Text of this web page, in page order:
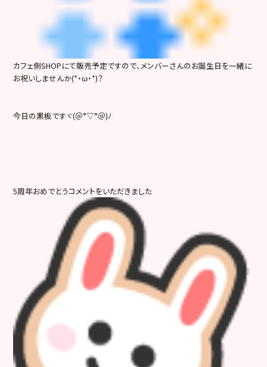
カフェ側SHOPにて販売予定ですので、メンバーさんのお誕生日を一緒に
お祝いしませんか(*・ω・*)？
今日の黒板ですヾ(＠°▽°＠)ﾉ
5周年おめでとうコメントをいただきました